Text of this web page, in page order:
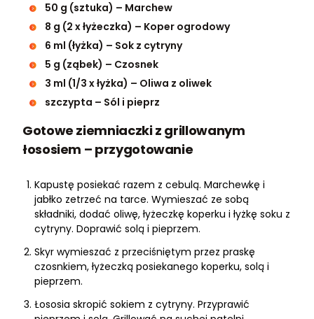
50 g (sztuka) – Marchew
8 g (2 x łyżeczka) – Koper ogrodowy
6 ml (łyżka) – Sok z cytryny
5 g (ząbek) – Czosnek
3 ml (1/3 x łyżka) – Oliwa z oliwek
szczypta – Sól i pieprz
Gotowe ziemniaczki z grillowanym
łososiem – przygotowanie
Kapustę posiekać razem z cebulą. Marchewkę i
jabłko zetrzeć na tarce. Wymieszać ze sobą
składniki, dodać oliwę, łyżeczkę koperku i łyżkę soku z
cytryny. Doprawić solą i pieprzem.
Skyr wymieszać z przeciśniętym przez praskę
czosnkiem, łyżeczką posiekanego koperku, solą i
pieprzem.
Łososia skropić sokiem z cytryny. Przyprawić